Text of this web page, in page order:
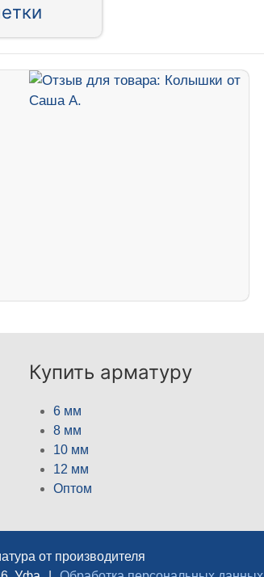
Купить арматуру
6 мм
8 мм
10 мм
12 мм
Оптом
от производителя